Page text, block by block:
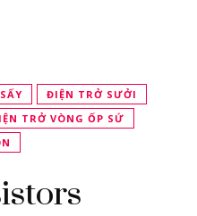
ĐIỆN TRỞ SƯỞI
TRỞ VÒNG ỐP SỨ